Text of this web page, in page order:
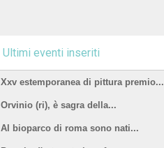
Ultimi eventi inseriti
Xxv estemporanea di pittura premio...
Orvinio (ri), è sagra della...
Al bioparco di roma sono nati...